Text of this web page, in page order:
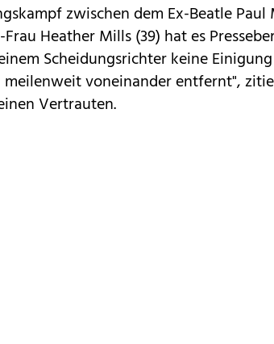
zwischen dem Ex-Beatle
Heather Mills (39) hat es
Scheidungsrichter keine
meilenweit voneinander entfernt",
Vertrauten.